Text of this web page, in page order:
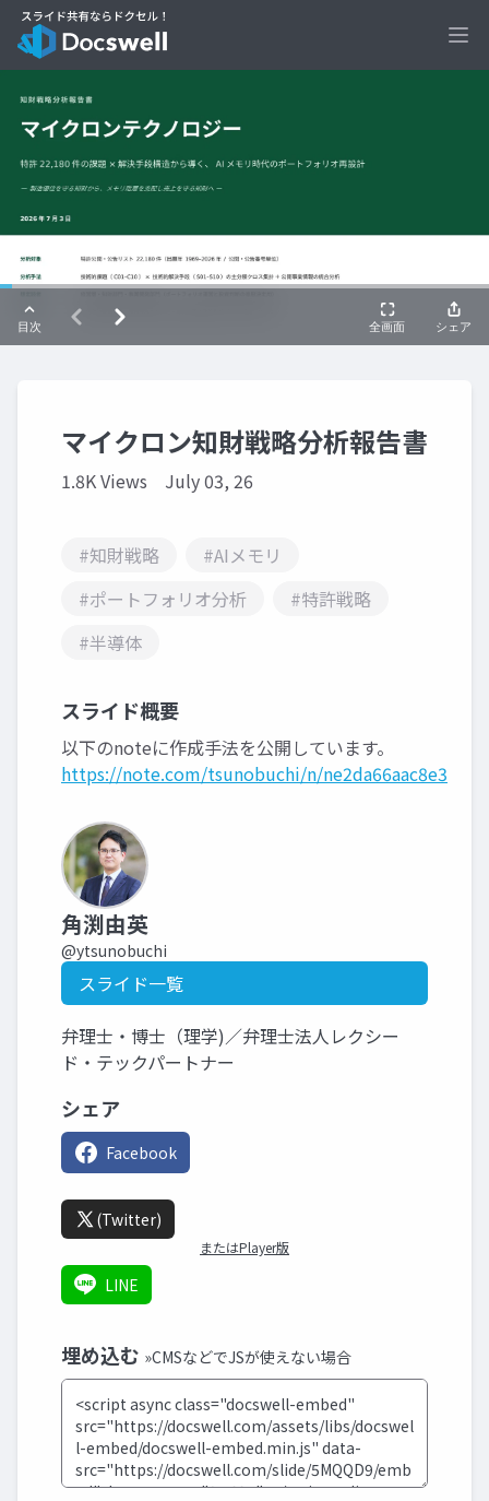
マイクロン知財戦略分析報告書
1.8K Views July 03, 26
#知財戦略
#AIメモリ
#ポートフォリオ分析
#特許戦略
#半導体
スライド概要
以下のnoteに作成手法を公開しています。
https://note.com/tsunobuchi/n/ne2da66aac8e3
角渕由英
@ytsunobuchi
スライド一覧
弁理士・博士（理学)／弁理士法人レクシー
ド・テックパートナー
シェア
Facebook
(Twitter)
またはPlayer版
LINE
埋め込む »CMSなどでJSが使えない場合